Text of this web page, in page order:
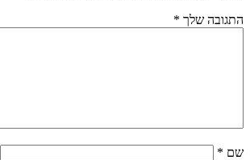
התגובה שלך *
שם *